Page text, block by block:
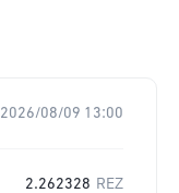
2026/08/09 13:00
2.262328 REZ